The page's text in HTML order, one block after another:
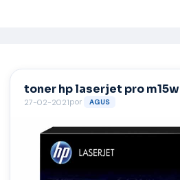
toner hp laserjet pro m15w
27-02-2021por AGUS